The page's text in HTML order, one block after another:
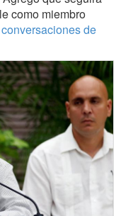
como miembro
conversaciones de